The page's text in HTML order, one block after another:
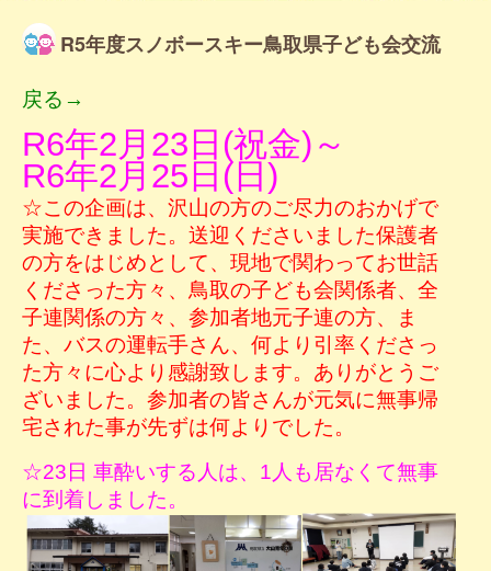
R5年度スノボースキー鳥取県子ども会交流
戻る→
R6年2月23日(祝金)～
R6年2月25日(日)
☆この企画は、沢山の方のご尽力のおかげで
実施できました。送迎くださいました保護者
の方をはじめとして、現地で関わってお世話
くださった方々、鳥取の子ども会関係者、全
子連関係の方々、参加者地元子連の方、ま
た、バスの運転手さん、何より引率くださっ
た方々に心より感謝致します。ありがとうご
ざいました。参加者の皆さんが元気に無事帰
宅された事が先ずは何よりでした。
☆23日 車酔いする人は、1人も居なくて無事
に到着しました。